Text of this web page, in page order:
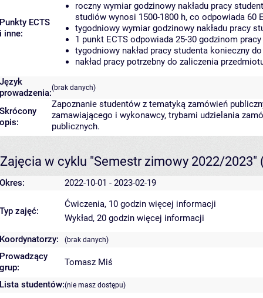
Punkty ECTS
i inne:
roczny wymiar godzinowy nakładu pracy
studiów wynosi 1500-1800 h, co odpowiada 60
tygodniowy wymiar godzinowy nakładu pracy
1 punkt ECTS odpowiada 25-30 godzinom
tygodniowy nakład pracy studenta konieczny
nakład pracy potrzebny do zaliczenia
Język
prowadzenia:(brak danych)
Skrócony
opis:
Zapoznanie studentów z tematyką zamówień
zamawiającego i wykonawcy, trybami udzielania
publicznych.
Zajęcia w cyklu "Semestr zimowy 2022/2023"
Okres: 2022-10-01 - 2023-02-19
Typ zajęć:
Ćwiczenia, 10 godzin więcej informacji
Wykład, 20 godzin więcej informacji
Koordynatorzy:
(brak danych)
Prowadzący
grup:
Tomasz Miś
Lista studentów:(nie masz dostępu)